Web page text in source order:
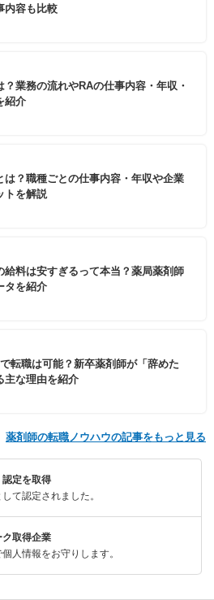
内容も比較
？業務の流れやRAの仕事内容・年収・
紹介
は？職種ごとの仕事内容・年収や企業
トを解説
給料は安すぎるって本当？薬局薬剤師
タを紹介
転職は可能？新卒薬剤師が「辞めた
主な理由を紹介
薬剤師の転職ノウハウの記事をもっと見る
認定を取得
て認定されました。
ク取得企業
人情報をお守りします。